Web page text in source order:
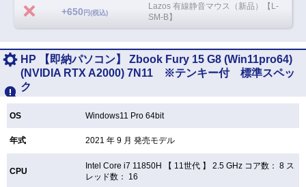
+650 円(税込)
Lazos 有線静音マウス（新品）【L-
SM-B】
HP 【即納パソコン】 Zbook Fury 15 G8 (Win11pro64)
(NVIDIA RTX A2000) 7N11 ※テンキー付 標準スペッ
ク
OS Windows11 Pro 64bit
年式 2021 年 9 月 発売モデル
CPU
Intel Core i7 11850H 【 11世代 】 2.5 GHz コア数： 8 ス
レッド数： 16